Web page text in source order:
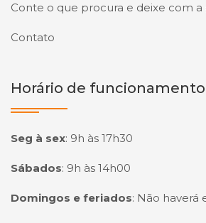
Conte o que procura e deixe com a
Contato
Horário de funcionamento
Seg à sex: 9h às 17h30
Sábados: 9h às 14h00
Domingos e feriados: Não haverá